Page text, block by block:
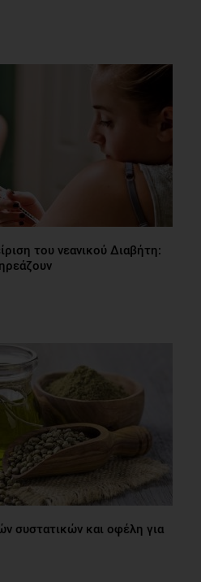
του νεανικού Διαβήτη:
συστατικών και οφέλη για